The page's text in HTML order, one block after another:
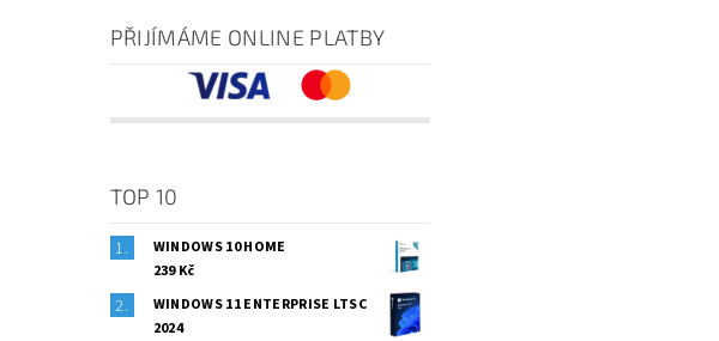
PŘIJÍMÁME ONLINE PLATBY
TOP 10
WINDOWS 10 HOME
239 Kč
WINDOWS 11 ENTERPRISE LTSC
2024